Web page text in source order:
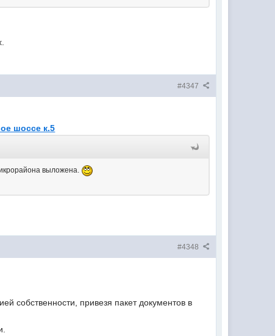
#4347
шоссе к.5
выложена.
#4348
собственности, привезя пакет документов в